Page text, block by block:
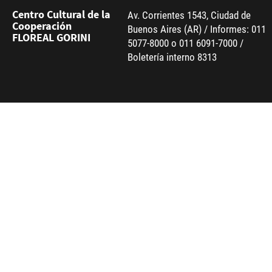
Centro Cultural de la
Cooperación
FLOREAL GORINI
Av. Corrientes 1543, Ciudad de
Buenos Aires (AR) / Informes: 011
5077-8000 o 011 6091-7000 /
Boletería interno 8313